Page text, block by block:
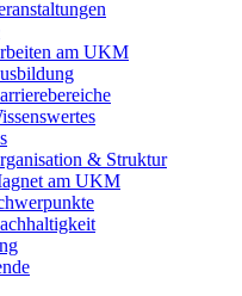
am UKM
& Struktur
am UKM